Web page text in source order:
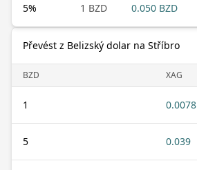
5% 1 BZD 0.050 BZD
Převést z Belizský dolar na Stříbro
BZD XAG
1 0.0078
5 0.039